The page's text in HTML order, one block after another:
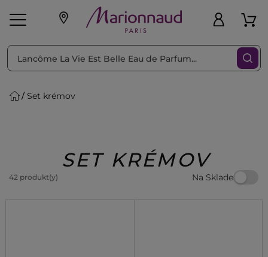
pleť Líčenie
Beauty
Set krémov
SET KRÉMOV
42 produkt(y) Na Sklade
Triediť podľa Filtrovať